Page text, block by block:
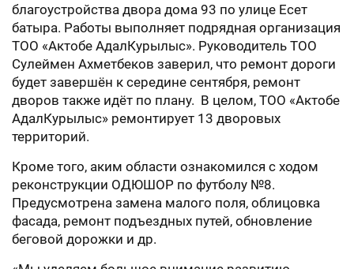
благоустройства двора дома 93 по улице Есет
батыра. Работы выполняет подрядная организация
ТОО «Актобе АдалКурылыс». Руководитель ТОО
Сулеймен Ахметбеков заверил, что ремонт дороги
будет завершён к середине сентября, ремонт
дворов также идёт по плану. В целом, ТОО «Актобе
АдалКурылыс» ремонтирует 13 дворовых
территорий.
Кроме того, аким области ознакомился с ходом
реконструкции ОДЮШОР по футболу №8.
Предусмотрена замена малого поля, облицовка
фасада, ремонт подъездных путей, обновление
беговой дорожки и др.